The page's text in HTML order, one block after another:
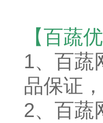
【百蔬
1、 百蔬
品保证
2、百蔬